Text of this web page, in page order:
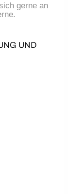
gerne an
UND